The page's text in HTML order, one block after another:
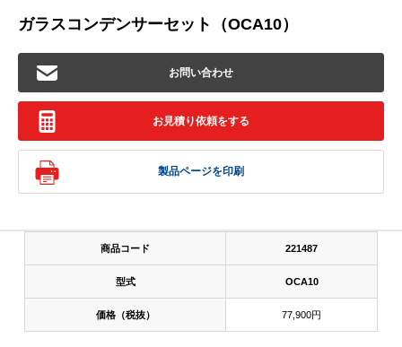
ガラスコンデンサーセット（OCA10）
お問い合わせ
お見積り依頼をする
製品ページを印刷
商品コード 221487
型式 OCA10
価格（税抜） 77,900円